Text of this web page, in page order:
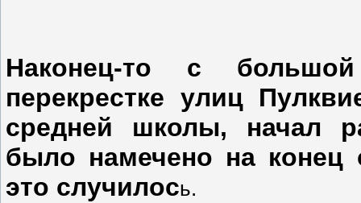
Наконец-то с
перекрестке улиц
средней школы, начал
было намечено на конец
это случилось.